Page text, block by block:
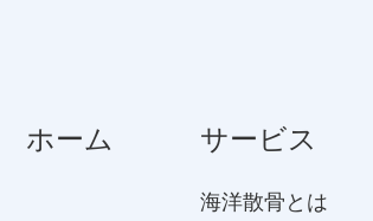
ホーム サービス
海洋散骨とは